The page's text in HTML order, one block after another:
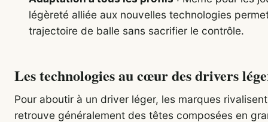
légèreté alliée aux nouvelles technologies
trajectoire de balle sans sacrifier le contrôle.
Les technologies au cœur des drivers
Pour aboutir à un driver léger, les marques
retrouve généralement des têtes composées en